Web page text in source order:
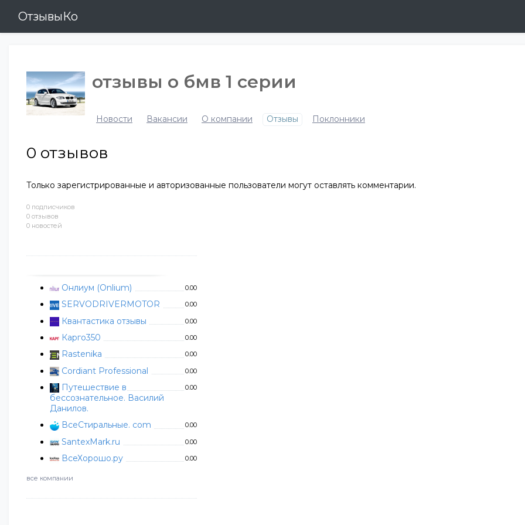
ОтзывыКо
0 подписчиков
0 отзывов
0 новостей
Онлиум (Onlium) 0.00
SERVODRIVERMOTOR 0.00
Квантастика отзывы 0.00
Карго350 0.00
Rastenika 0.00
Cordiant Professional 0.00
Путешествие в
бессознательное. Василий
Данилов.
0.00
ВсеСтиральные. com 0.00
SantexMark.ru 0.00
ВсеХорошо.ру 0.00
все компании
отзывы о бмв 1 серии
Новости Вакансии О компании Отзывы Поклонники
0 отзывов
Только зарегистрированные и авторизованные пользователи могут оставлять комментарии.